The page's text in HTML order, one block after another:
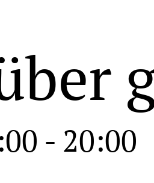
- 20:00